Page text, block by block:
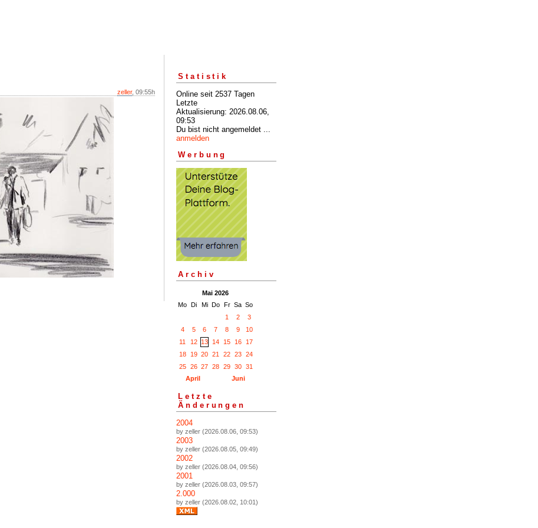
zeller, 09:55h
Statistik
Online seit 2537 Tagen
Letzte
Aktualisierung: 2026.08.06,
09:53
Du bist nicht angemeldet ...
anmelden
Werbung
Archiv
Mai 2026
Mo Di Mi Do Fr Sa So
1
2
3
4
5 6 7 8 9
10
11
12 13 14 15 16
17
18
19 20 21 22 23
24
25
26 27 28 29 30
31
April
Juni
Letzte
Änderungen
2004
by zeller (2026.08.06, 09:53)
2003
by zeller (2026.08.05, 09:49)
2002
by zeller (2026.08.04, 09:56)
2001
by zeller (2026.08.03, 09:57)
2.000
by zeller (2026.08.02, 10:01)